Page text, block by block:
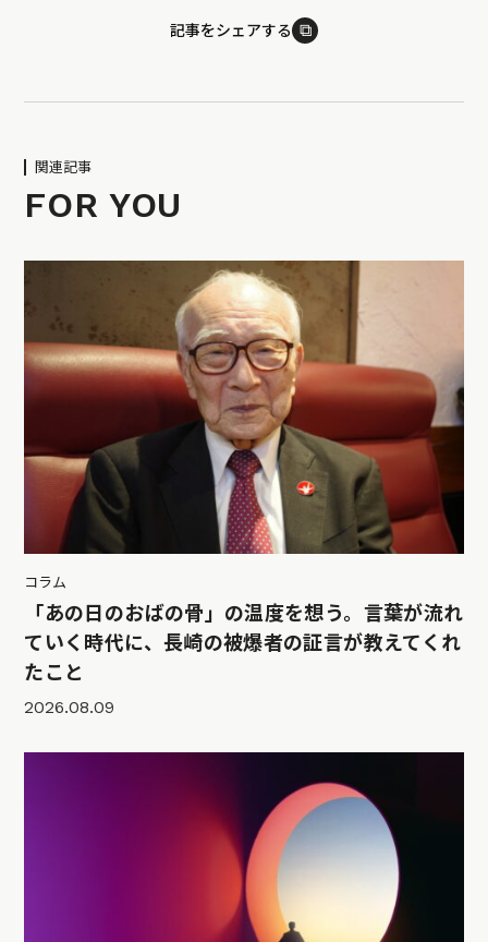
記事をシェアする ⧉
関連記事
FOR YOU
コラム
「あの日のおばの骨」の温度を想う。言葉が流れ
ていく時代に、長崎の被爆者の証言が教えてくれ
たこと
2026.08.09